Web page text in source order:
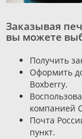
Заказывая
вы можете
Получить
Оформить
Boxberry.
компанией
Почта
пункт.